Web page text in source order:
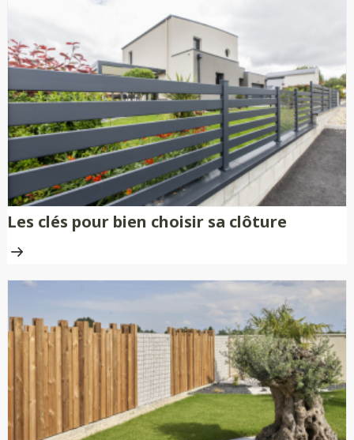
Les clés pour bien choisir sa clôture